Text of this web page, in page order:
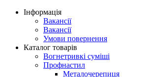
Інформація
Вакансії
Вакансії
Умови повернення
Каталог товарів
Вогнетривкі суміші
Профнастил
Металочерепиця